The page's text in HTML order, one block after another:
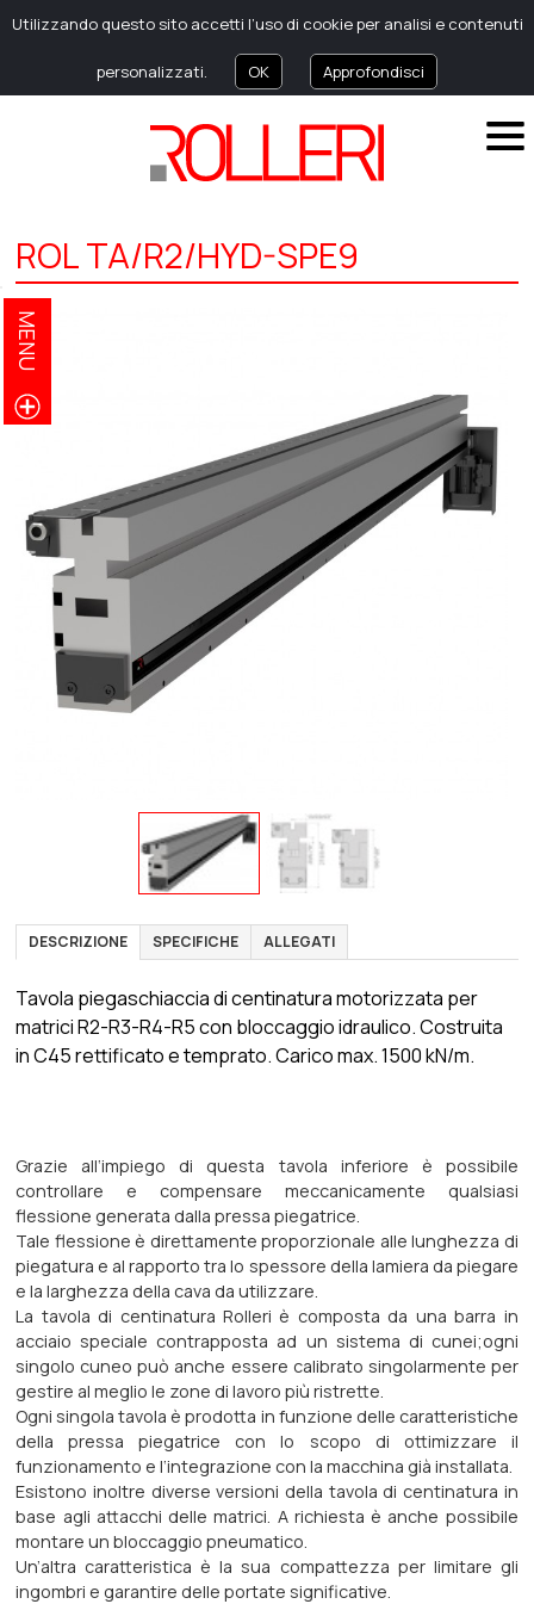
Utilizzando questo sito accetti l’uso di cookie per analisi e contenuti
personalizzati. OK Approfondisci
ROL TA/R2/HYD-SPE9
DESCRIZIONE SPECIFICHE ALLEGATI
Tavola piegaschiaccia di centinatura motorizzata per
matrici R2-R3-R4-R5 con bloccaggio idraulico. Costruita
in C45 rettificato e temprato. Carico max. 1500 kN/m.
Grazie all‘impiego di questa tavola inferiore è possibile
controllare e compensare meccanicamente qualsiasi
flessione generata dalla pressa piegatrice.
Tale flessione è direttamente proporzionale alle lunghezza di
piegatura e al rapporto tra lo spessore della lamiera da piegare
e la larghezza della cava da utilizzare.
La tavola di centinatura Rolleri è composta da una barra in
acciaio speciale contrapposta ad un sistema di cunei;ogni
singolo cuneo può anche essere calibrato singolarmente per
gestire al meglio le zone di lavoro più ristrette.
Ogni singola tavola è prodotta in funzione delle caratteristiche
della pressa piegatrice con lo scopo di ottimizzare il
funzionamento e l‘integrazione con la macchina già installata.
Esistono inoltre diverse versioni della tavola di centinatura in
base agli attacchi delle matrici. A richiesta è anche possibile
montare un bloccaggio pneumatico.
Un’altra caratteristica è la sua compattezza per limitare gli
ingombri e garantire delle portate significative.
MENU